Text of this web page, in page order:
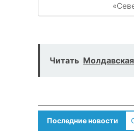
Читать
Последние новости